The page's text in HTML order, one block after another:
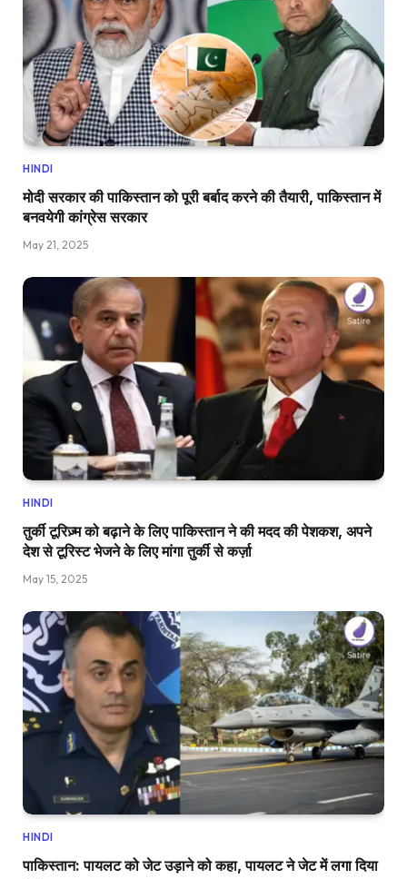
HINDI
मोदी सरकार की पाकिस्तान को पूरी बर्बाद करने की तैयारी, पाकिस्तान में
बनवयेगी कांग्रेस सरकार
May 21, 2025
HINDI
तुर्की टूरिज़्म को बढ़ाने के लिए पाकिस्तान ने की मदद की पेशकश, अपने
देश से टूरिस्ट भेजने के लिए मांगा तुर्की से कर्ज़ा
May 15, 2025
HINDI
पाकिस्तान: पायलट को जेट उड़ाने को कहा, पायलट ने जेट में लगा दिया